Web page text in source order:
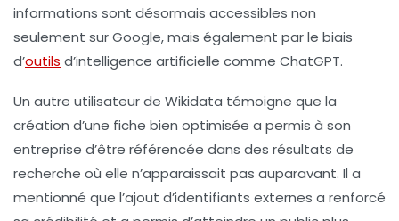
informations sont désormais accessibles non
seulement sur Google, mais également par le biais
d’outils d’intelligence artificielle comme ChatGPT.
Un autre utilisateur de Wikidata témoigne que la
création d’une fiche bien optimisée a permis à son
entreprise d’être référencée dans des résultats de
recherche où elle n’apparaissait pas auparavant. Il a
mentionné que l’ajout d’identifiants externes a renforcé